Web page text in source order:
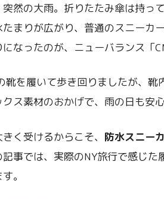
然の大雨。折りたたみ傘は持っ
まりが広がり、普通のスニーカ
なったのが、ニューバランス「
を履いて歩き回りましたが、靴
ス素材のおかげで、雨の日も安
く受けるからこそ、 防水スニー
記事では、実際のNY旅行で感じ
。